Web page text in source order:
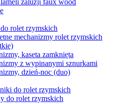
żaluzji faux wood
rolet rzymskich
mechanizmy rolet rzymskich
kaseta zamknięta
z wypinanymi sznurkami
dzień-noc (duo)
do rolet rzymskich
do rolet rzymskich